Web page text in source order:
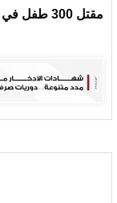
مقتل 300 طفل في غزة خلال 300 يوم من وقف إطلاق النار